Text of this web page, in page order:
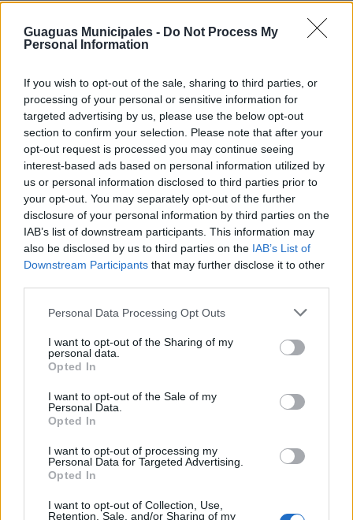
Guaguas Municipales - Do Not Process My
Personal Information
If you wish to opt-out of the sale, sharing to third parties, or
processing of your personal or sensitive information for
targeted advertising by us, please use the below opt-out
section to confirm your selection. Please note that after your
opt-out request is processed you may continue seeing
interest-based ads based on personal information utilized by
us or personal information disclosed to third parties prior to
your opt-out. You may separately opt-out of the further
disclosure of your personal information by third parties on the
IAB’s list of downstream participants. This information may
also be disclosed by us to third parties on the IAB’s List of
Downstream Participants that may further disclose it to other
Personal Data Processing Opt Outs
I want to opt-out of the Sharing of my
personal data.
Opted In
I want to opt-out of the Sale of my
Personal Data.
Opted In
I want to opt-out of processing my
Personal Data for Targeted Advertising.
Opted In
I want to opt-out of Collection, Use,
Retention, Sale, and/or Sharing of my
Además, durante este domingo, las expediciones de
Guaguas Municipales conectarán con el área deportiva
de Siete Palmas con los servicios regulares de la Línea
parada en el Estadio (Hoya de la Gallina) en sentido ida y
en la Avenida Pintor Felo Monzón (frente Hipercor) en
sentido vuelta, y la Línea 45 (Santa Catalina-Hoya
Andrea), que tiene parada en la Avenida Pintor Felo
Monzón, 37 (ida) y frente a Hipercor (vuelta).
Desde el Teatro, se puede tomar la Línea 91, que
dispone de parada en el centro comercial Siete Palmas,
que tiene salidas recomendadas para asistir al
concierto de la Orquesta Filarmónica a las 09:40 y 10:15
horas; al tiempo que desde la terminal de Tamaraceite
partirá a las 09:55, 10:30, 11:05 y 11:35 horas.
Ayuntamiento organizan talleres
con mayores para acercarles la
utilización de la tecnología sin
contacto en el nuevo BonoGuagua y
de Jubilado
10/12/2014
Guaguas Municipales y el Ayuntamiento de Las Palmas
de Gran Canaria, a través del departamento de
Coordinación Territorial, organizan en los cinco distritos
de la Ciudad un ciclo de talleres prácticos dirigidos a